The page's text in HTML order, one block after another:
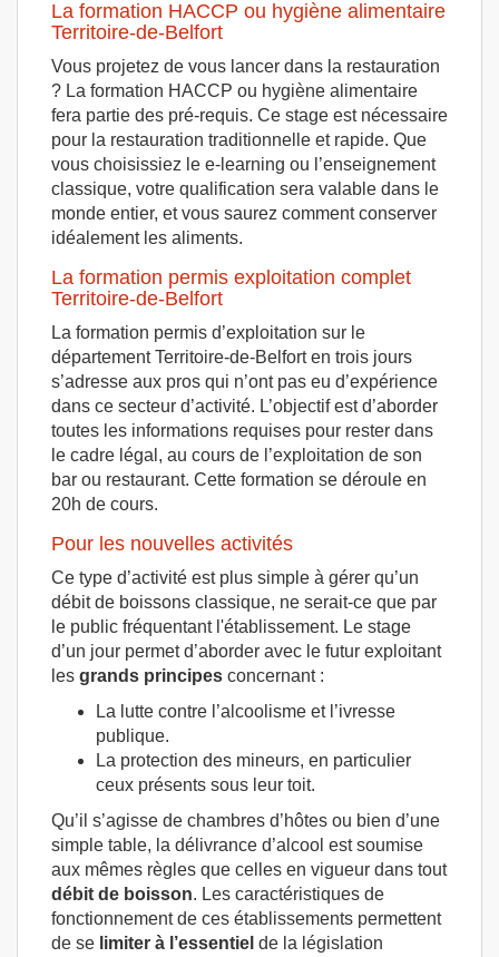
La formation HACCP ou hygiène alimentaire
Territoire-de-Belfort
Vous projetez de vous lancer dans la restauration
? La formation HACCP ou hygiène alimentaire
fera partie des pré-requis. Ce stage est nécessaire
pour la restauration traditionnelle et rapide. Que
vous choisissiez le e-learning ou l’enseignement
classique, votre qualification sera valable dans le
monde entier, et vous saurez comment conserver
idéalement les aliments.
La formation permis exploitation complet
Territoire-de-Belfort
La formation permis d’exploitation sur le
département Territoire-de-Belfort en trois jours
s’adresse aux pros qui n’ont pas eu d’expérience
dans ce secteur d’activité. L’objectif est d’aborder
toutes les informations requises pour rester dans
le cadre légal, au cours de l’exploitation de son
bar ou restaurant. Cette formation se déroule en
20h de cours.
Pour les nouvelles activités
Ce type d’activité est plus simple à gérer qu’un
débit de boissons classique, ne serait-ce que par
le public fréquentant l'établissement. Le stage
d’un jour permet d’aborder avec le futur exploitant
les grands principes concernant :
La lutte contre l’alcoolisme et l’ivresse
publique.
La protection des mineurs, en particulier
ceux présents sous leur toit.
Qu’il s’agisse de chambres d’hôtes ou bien d’une
simple table, la délivrance d’alcool est soumise
aux mêmes règles que celles en vigueur dans tout
débit de boisson. Les caractéristiques de
fonctionnement de ces établissements permettent
de se limiter à l’essentiel de la législation